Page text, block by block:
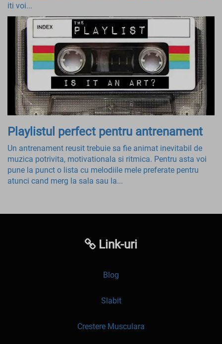
iti voi...
Playlistul perfect pentru antrenament
Un antrenament reusit trebuie sa fie animat inevitabil de
muzica potrivita, motivationala si ritmica. Pentru asta voi
pune la punct o lista cu melodiile mele preferate pentru
atunci cand merg la sala sau la...
Link-uri
Blog
Slabit
Crestere Musculara